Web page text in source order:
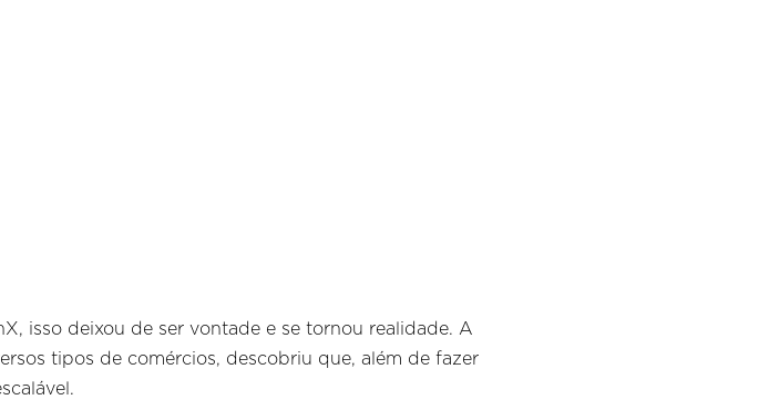
isso deixou de ser vontade e se tornou realidade. A
tipos de comércios, descobriu que, além de fazer